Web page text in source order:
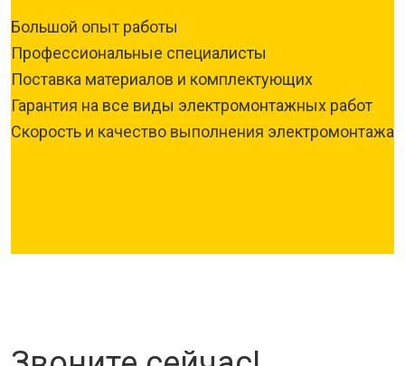
Большой опыт работы
Профессиональные специалисты
Поставка материалов и комплектующих
Гарантия на все виды электромонтажных работ
Скорость и качество выполнения электромонтажа